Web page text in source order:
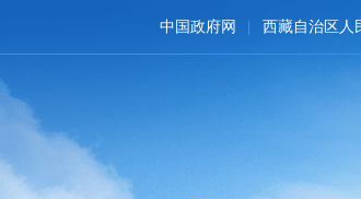
中国政府网 西藏自治区人